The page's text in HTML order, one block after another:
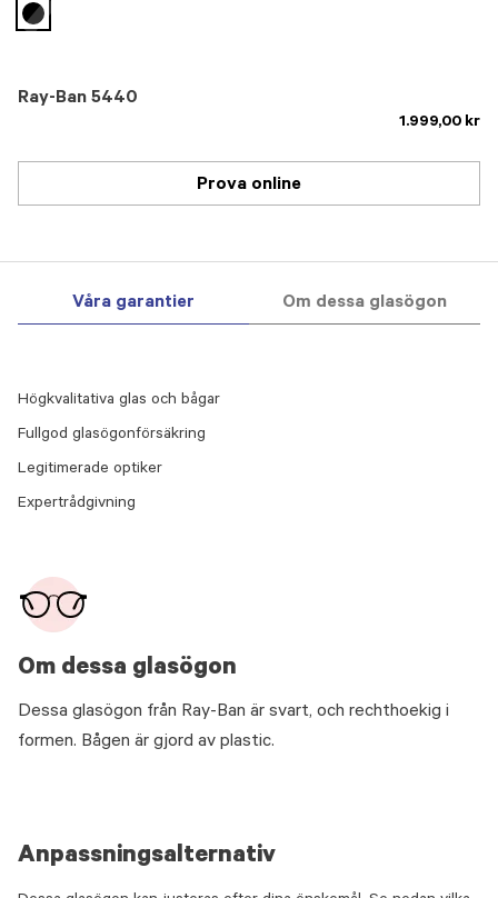
Ray-Ban 5440
1.999,00 kr
selected
Prova online
Våra garantier Om dessa glasögon
Om dessa glasögon
Dessa glasögon från Ray-Ban är svart, och rechthoekig i
formen. Bågen är gjord av plastic.
Högkvalitativa glas och bågar
Fullgod glasögonförsäkring
Legitimerade optiker
Expertrådgivning
Anpassningsalternativ